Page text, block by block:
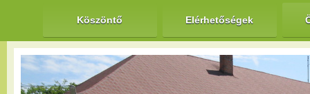
Köszöntő Elérhetőségek